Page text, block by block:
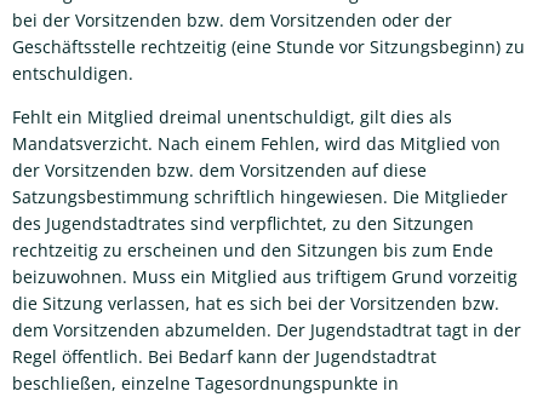
bei der Vorsitzenden bzw. dem Vorsitzenden oder der
Geschäftsstelle rechtzeitig (eine Stunde vor Sitzungsbeginn) zu
entschuldigen.
Fehlt ein Mitglied dreimal unentschuldigt, gilt dies als
Mandatsverzicht. Nach einem Fehlen, wird das Mitglied von
der Vorsitzenden bzw. dem Vorsitzenden auf diese
Satzungsbestimmung schriftlich hingewiesen. Die Mitglieder
des Jugendstadtrates sind verpflichtet, zu den Sitzungen
rechtzeitig zu erscheinen und den Sitzungen bis zum Ende
beizuwohnen. Muss ein Mitglied aus triftigem Grund vorzeitig
die Sitzung verlassen, hat es sich bei der Vorsitzenden bzw.
dem Vorsitzenden abzumelden. Der Jugendstadtrat tagt in der
Regel öffentlich. Bei Bedarf kann der Jugendstadtrat
beschließen, einzelne Tagesordnungspunkte in